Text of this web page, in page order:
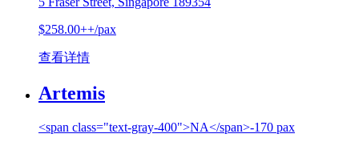
$258.00++/pax
查看详情
Artemis
<span class="text-gray-400">NA</span>-170 pax